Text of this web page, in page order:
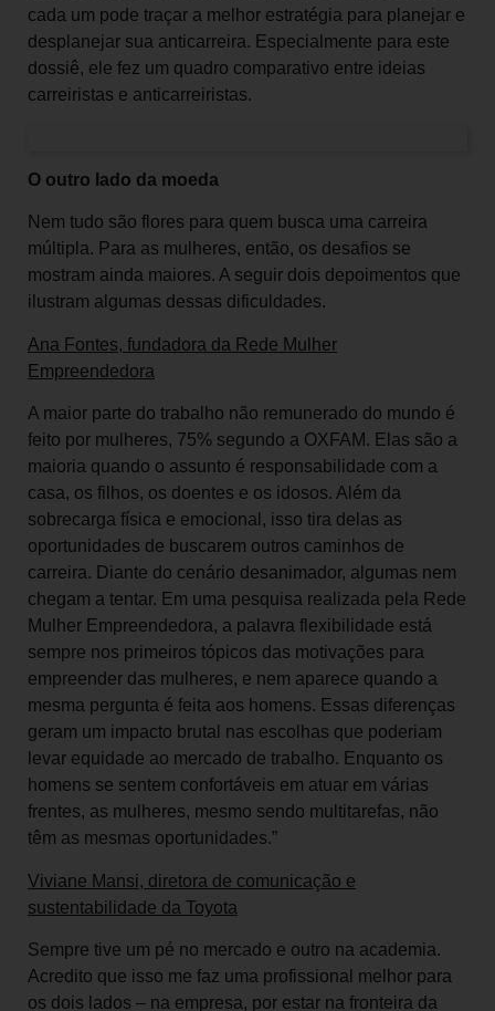
cada um pode traçar a melhor estratégia para planejar e
desplanejar sua anticarreira. Especialmente para este
dossiê, ele fez um quadro comparativo entre ideias
carreiristas e anticarreiristas.
O outro lado da moeda
Nem tudo são flores para quem busca uma carreira
múltipla. Para as mulheres, então, os desafios se
mostram ainda maiores. A seguir dois depoimentos que
ilustram algumas dessas dificuldades.
Ana Fontes, fundadora da Rede Mulher
Empreendedora
A maior parte do trabalho não remunerado do mundo é
feito por mulheres, 75% segundo a OXFAM. Elas são a
maioria quando o assunto é responsabilidade com a
casa, os filhos, os doentes e os idosos. Além da
sobrecarga física e emocional, isso tira delas as
oportunidades de buscarem outros caminhos de
carreira. Diante do cenário desanimador, algumas nem
chegam a tentar. Em uma pesquisa realizada pela Rede
Mulher Empreendedora, a palavra flexibilidade está
sempre nos primeiros tópicos das motivações para
empreender das mulheres, e nem aparece quando a
mesma pergunta é feita aos homens. Essas diferenças
geram um impacto brutal nas escolhas que poderiam
levar equidade ao mercado de trabalho. Enquanto os
homens se sentem confortáveis em atuar em várias
frentes, as mulheres, mesmo sendo multitarefas, não
têm as mesmas oportunidades.”
Viviane Mansi, diretora de comunicação e
sustentabilidade da Toyota
Sempre tive um pé no mercado e outro na academia.
Acredito que isso me faz uma profissional melhor para
os dois lados – na empresa, por estar na fronteira da